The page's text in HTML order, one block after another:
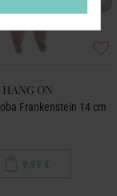
HANG ON
Frankenstein 14 cm
9,99 €